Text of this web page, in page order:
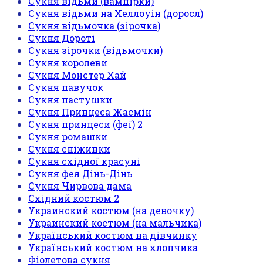
Сукня відьми на Хеллоуін (доросл)
Сукня відьмочка (зірочка)
Сукня Дороті
Сукня зірочки (відьмочки)
Сукня королеви
Сукня Монстер Хай
Сукня павучок
Сукня пастушки
Сукня Принцеса Жасмін
Сукня принцеси (феї) 2
Сукня ромашки
Сукня сніжинки
Сукня східної красуні
Сукня фея Дінь-Дінь
Сукня Чирвова дама
Східний костюм 2
Украинский костюм (на девочку)
Украинский костюм (на мальчика)
Український костюм на дівчинку
Український костюм на хлопчика
Фіолетова сукня